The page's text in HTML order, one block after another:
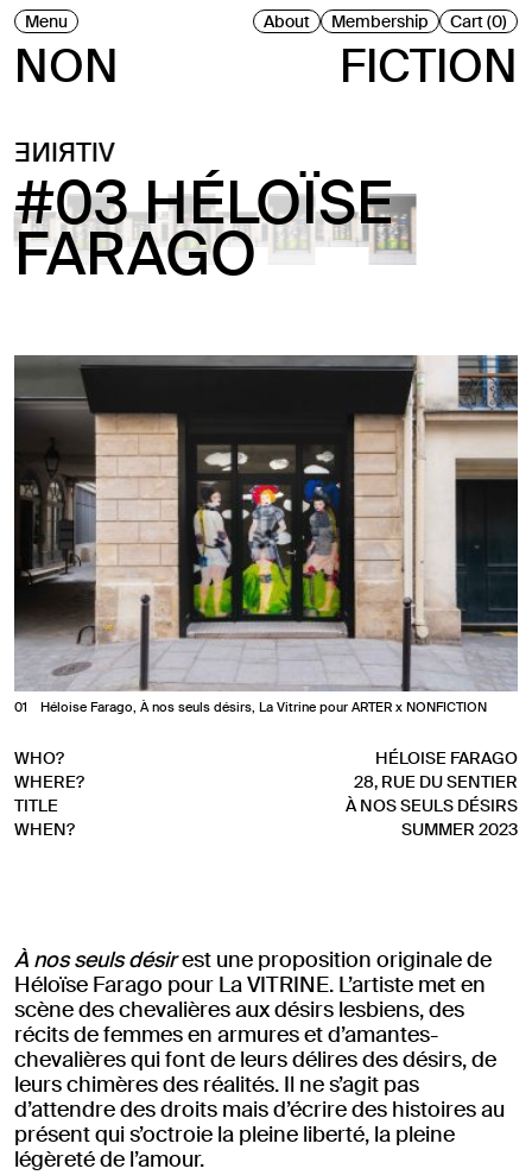
NON FICTION
Menu About Membership Cart (0)
VITRINE
#03 HÉLOÏSE
FARAGO
1 Héloise Farago, À nos seuls désirs, La Vitrine pour ARTER x NONFICTION
WHO?
HÉLOISE FARAGO
WHERE?
28, RUE DU SENTIER
TITLE
À NOS SEULS DÉSIRS
WHEN?
SUMMER 2023
À nos seuls désirest une proposition originale de
Héloïse Farago pour La VITRINE. L’artiste met en
scène des chevalières aux désirs lesbiens, des
récits de femmes en armures et d’amantes-
chevalières qui font de leurs délires des désirs, de
leurs chimères des réalités. Il ne s’agit pas
d’attendre des droits mais d’écrire des histoires au
présent qui s’octroie la pleine liberté, la pleine
légèreté de l’amour.